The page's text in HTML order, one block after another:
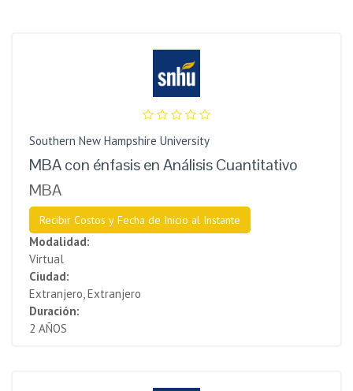
Southern New Hampshire University
MBA con énfasis en Análisis Cuantitativo
MBA
Recibir Costos y Fecha de Inicio al Instante
Modalidad:
Virtual
Ciudad:
Extranjero, Extranjero
Duración:
2 AÑOS